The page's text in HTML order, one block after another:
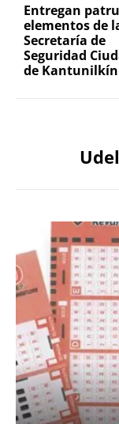
Entregan
elementos de
Secretaría de
Seguridad
de Kantunilkín